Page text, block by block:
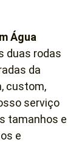
Água
duas rodas
da
custom,
serviço
tamanhos e
e